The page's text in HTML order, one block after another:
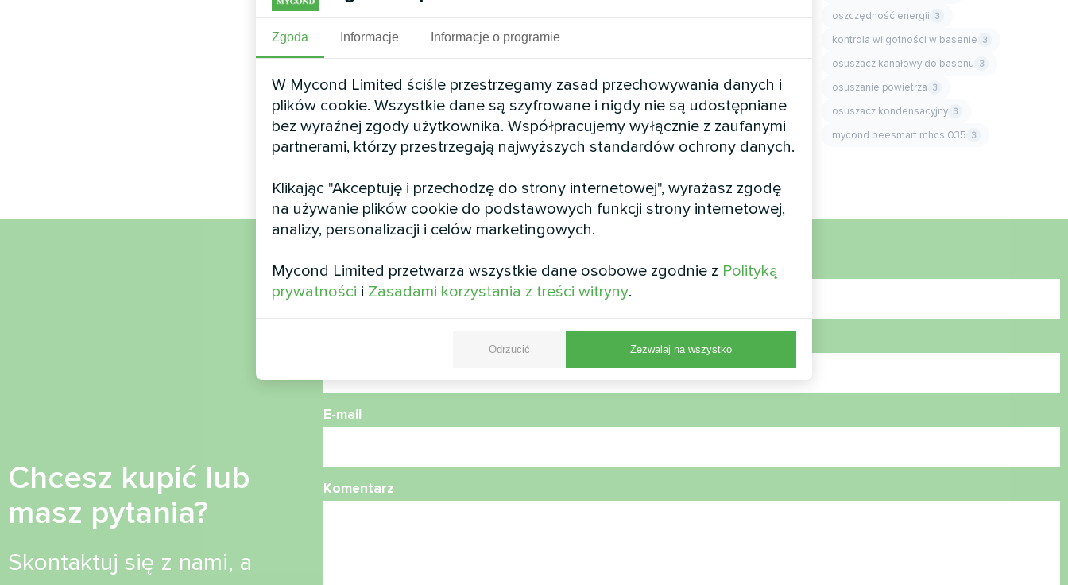
oszczędność energii 3
kontrola wilgotności w basenie 3
osuszacz kanałowy do basenu 3
osuszanie powietrza 3
osuszacz kondensacyjny 3
mycond beesmart mhcs 035 3
Chcesz kupić lub
masz pytania?
Skontaktuj się z nami, a
Nazwa
E-mail
Komentarz
Zgoda Informacje Informacje o programie
W Mycond Limited ściśle przestrzegamy zasad przechowywania danych i
plików cookie. Wszystkie dane są szyfrowane i nigdy nie są udostępniane
bez wyraźnej zgody użytkownika. Współpracujemy wyłącznie z zaufanymi
partnerami, którzy przestrzegają najwyższych standardów ochrony danych.
Klikając "Akceptuję i przechodzę do strony internetowej", wyrażasz zgodę
na używanie plików cookie do podstawowych funkcji strony internetowej,
analizy, personalizacji i celów marketingowych.
Mycond Limited przetwarza wszystkie dane osobowe zgodnie z Polityką
prywatności i Zasadami korzystania z treści witryny.
Odrzucić Zezwalaj na wszystko